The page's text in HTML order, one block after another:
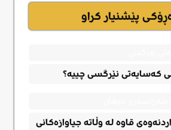
پێشنیار کراو
کەسایەتی نێرگسی چییە؟
قاوە لە وڵاتە جیاوازەکانی